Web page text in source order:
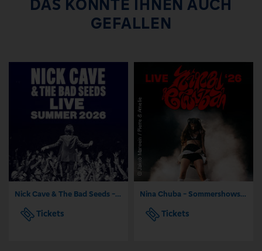
DAS KÖNNTE IHNEN AUCH
GEFALLEN
Nick Cave & The Bad Seeds - Tour 2026
Tickets
Nina Chuba - Sommershows 2026
Tickets